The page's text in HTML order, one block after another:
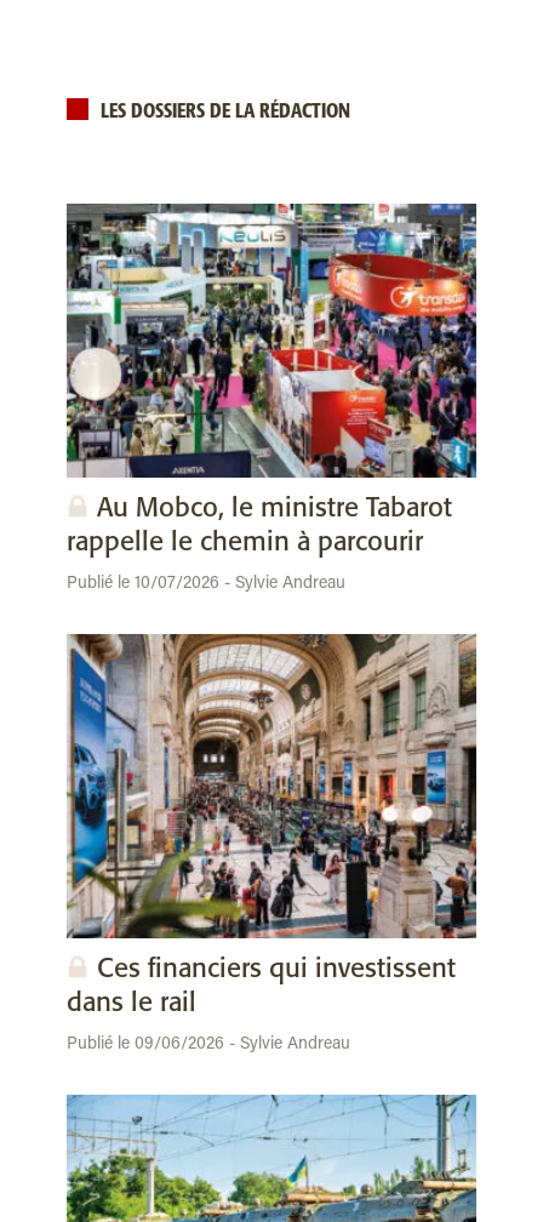
LES DOSSIERS DE LA RÉDACTION
Au Mobco, le ministre Tabarot
rappelle le chemin à parcourir
Publié le 10/07/2026 - Sylvie Andreau
Ces financiers qui investissent
dans le rail
Publié le 09/06/2026 - Sylvie Andreau